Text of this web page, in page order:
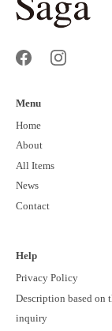
Menu
Home
About
All Items
News
Contact
Help
Privacy Policy
Description based on
inquiry